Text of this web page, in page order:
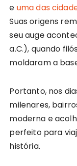
e uma das
Suas origens
seu auge
a.C.), quando
moldaram a
Portanto, nos
milenares,
moderna e
perfeito para
história.